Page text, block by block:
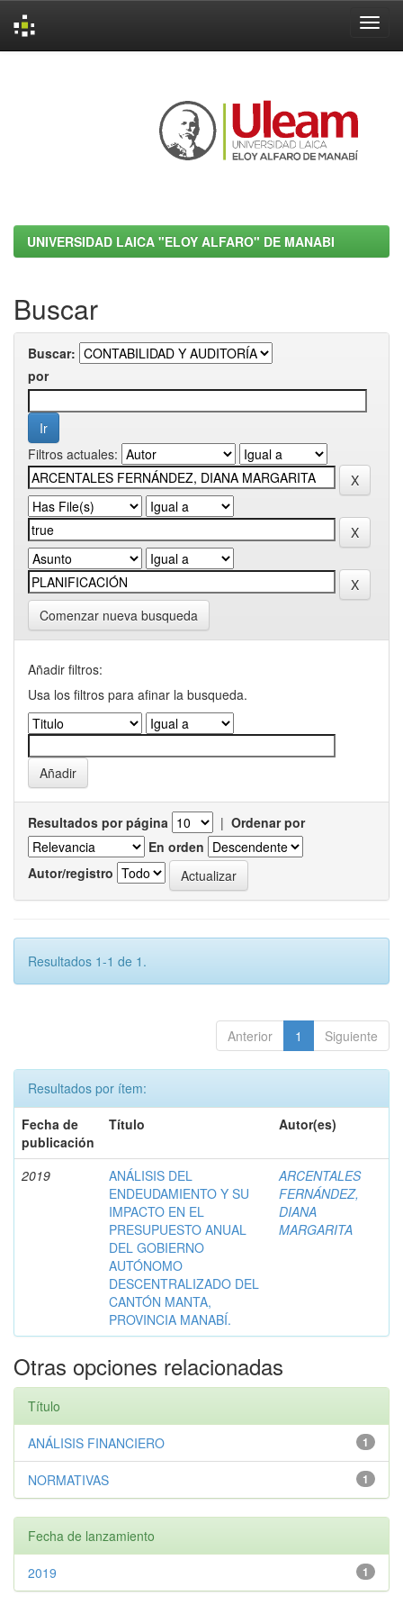
UNIVERSIDAD LAICA "ELOY ALFARO" DE MANABI
Buscar
Buscar:
por
Filtros actuales:
Comenzar nueva busqueda
Añadir filtros:
Usa los filtros para afinar la busqueda.
Resultados por página | Ordenar por
En orden
Autor/registro
Resultados 1-1 de 1.
Anterior 1 Siguiente
Resultados por ítem:
Fecha de
publicación
Título Autor(es)
2019
ANÁLISIS DEL
ENDEUDAMIENTO Y SU
IMPACTO EN EL
PRESUPUESTO ANUAL
DEL GOBIERNO
AUTÓNOMO
DESCENTRALIZADO DEL
CANTÓN MANTA,
PROVINCIA MANABÍ.
ARCENTALES
FERNÁNDEZ,
DIANA
MARGARITA
Otras opciones relacionadas
Título
1
ANÁLISIS FINANCIERO
1
NORMATIVAS
Fecha de lanzamiento
1
2019